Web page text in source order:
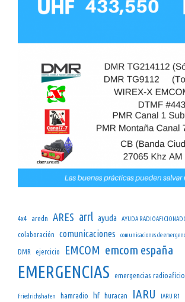
4x4 aredn ARES arrl ayuda AYUDA
colaboración comunicaciones comunicaciones de
DMR ejercicio EMCOM emcom españa
EMERGENCIAS emergencias
friedrichshafen hamradio hf huracan IARU IARU R1